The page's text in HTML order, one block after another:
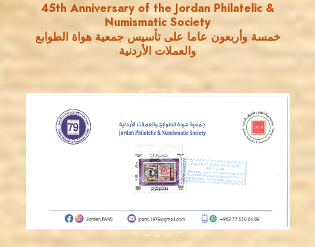
45th Anniversary of the Jordan Philatelic &
Numismatic Society
خمسة وأربعون عاما على تأسيس جمعية هواة الطوابع
والعملات الأردنية
JS
MAHDI BSEISO
EST. 2007